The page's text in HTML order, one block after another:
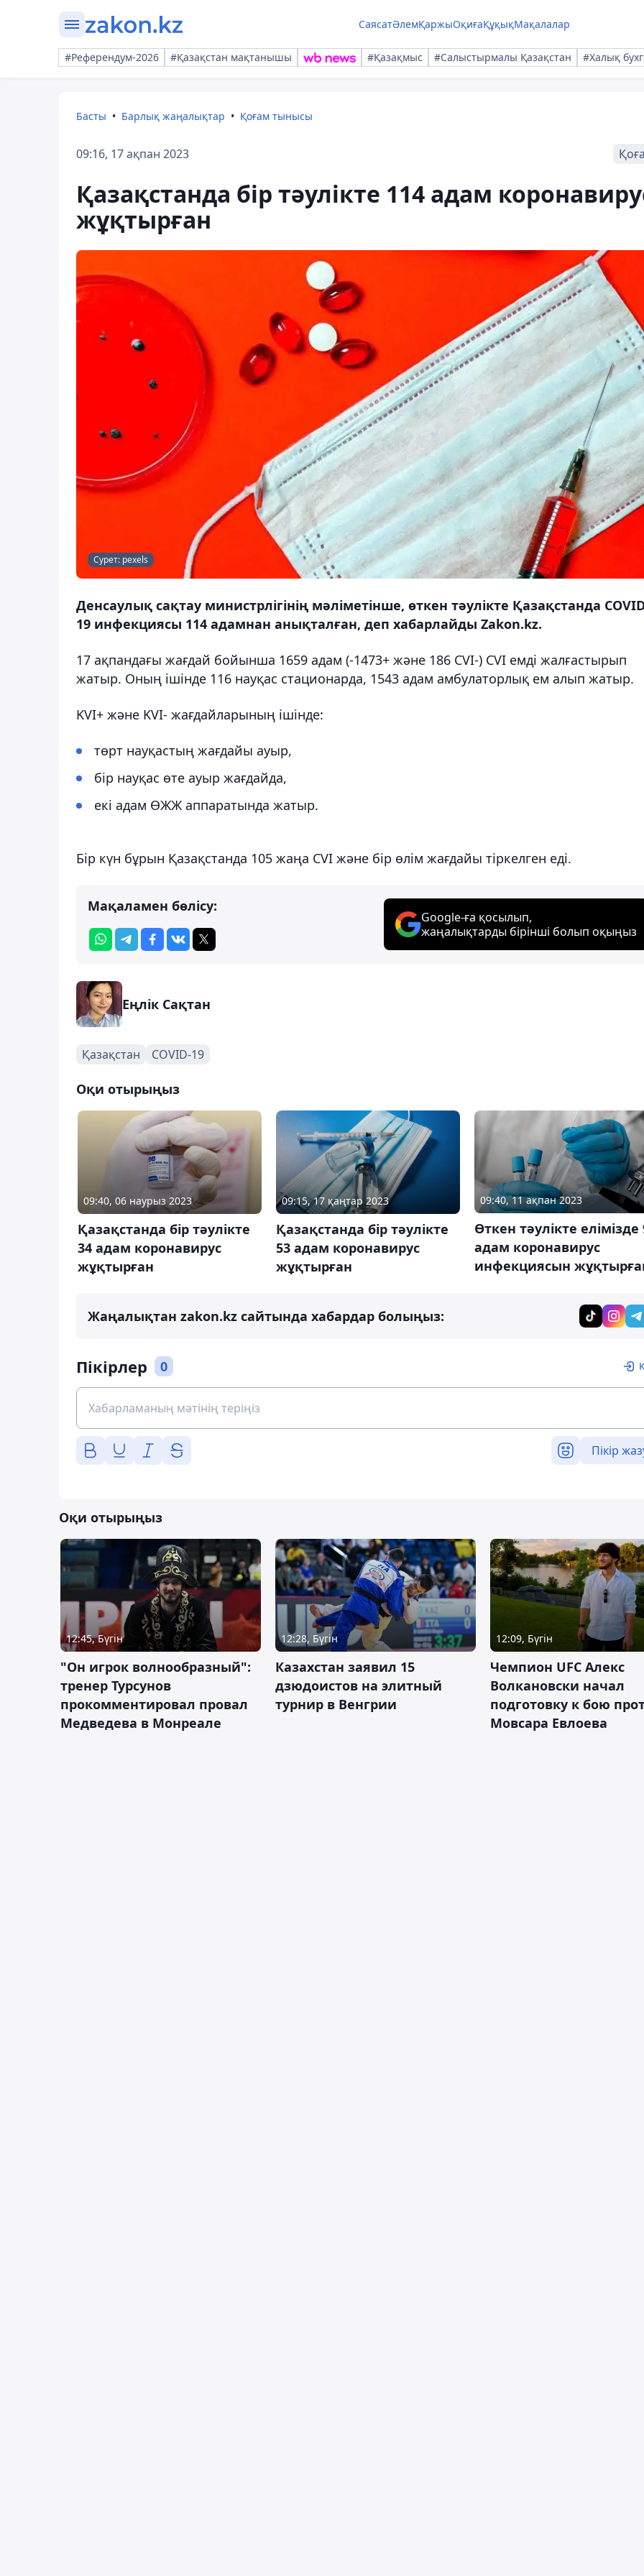
СаясатӘлемҚаржыОқиғаҚұқықМақалалар
#Референдум-2026 #Қазақстан мақтанышы #Қазақмыс #Салыстырмалы Қазақстан #Халық
Басты Барлық жаңалықтар Қоғам тынысы
09:16, 17 ақпан 2023
Қазақстанда бір тәулікте 114 адам
жұқтырған
Сурет: pexels
Денсаулық сақтау министрлігінің мәліметінше, өткен тәулікте Қазақстанда
19 инфекциясы 114 адамнан анықталған, деп хабарлайды Zakon.kz.
17 ақпандағы жағдай бойынша 1659 адам (-1473+ және 186 CVI-) CVI емді жалғастырып
жатыр. Оның ішінде 116 науқас стационарда, 1543 адам амбулаторлық ем алып жатыр.
KVI+ және KVI- жағдайларының ішінде:
төрт науқастың жағдайы ауыр,
бір науқас өте ауыр жағдайда,
екі адам ӨЖЖ аппаратында жатыр.
Бір күн бұрын Қазақстанда 105 жаңа CVI және бір өлім жағдайы тіркелген еді.
Мақаламен бөлісу:
Google-ға қосылып,
жаңалықтарды бірінші болып оқыңыз
Еңлік Сақтан
Қазақстан COVID-19
Оқи отырыңыз
09:40, 06 наурыз 2023
Қазақстанда бір тәулікте
34 адам коронавирус
жұқтырған
09:15, 17 қаңтар 2023
Қазақстанда бір тәулікте
53 адам коронавирус
жұқтырған
09:40, 11 ақпан 2023
Өткен тәулікте елімізде
адам коронавирус
инфекциясын
Жаңалықтан zakon.kz сайтында хабардар болыңыз:
Пікірлер 0
Пікір
Оқи отырыңыз
12:45, Бүгін
"Он игрок волнообразный":
тренер Турсунов
прокомментировал провал
Медведева в Монреале
12:28, Бүгін
Казахстан заявил 15
дзюдоистов на элитный
турнир в Венгрии
12:09, Бүгін
Чемпион UFC Алекс
Волкановски начал
подготовку к бою
Мовсара Евлоева